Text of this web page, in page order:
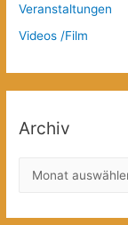
Veranstaltungen
Videos /Film
Archiv
c